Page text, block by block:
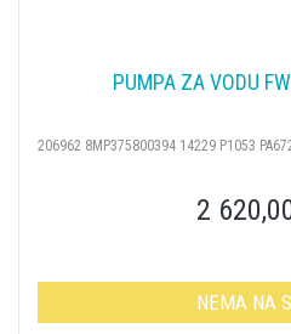
PUMPA ZA VODU
206962 8MP375800394 14229 P1053
2
NEMA NA